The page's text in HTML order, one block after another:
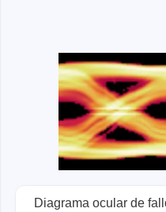
Diagrama ocular de